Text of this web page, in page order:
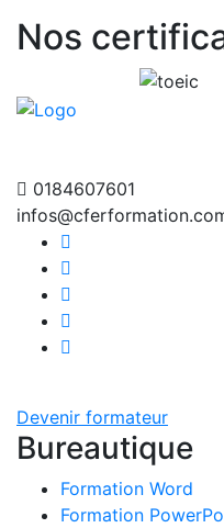
Nos
0184607601
Devenir formateur
Bureautique
Formation Word
Formation